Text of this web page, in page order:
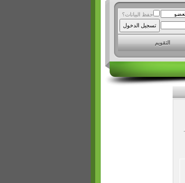
حفظ البيانات؟
التقويم